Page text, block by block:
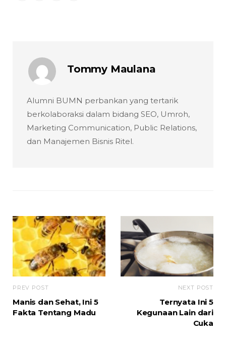
Tommy Maulana
Alumni BUMN perbankan yang tertarik
berkolaboraksi dalam bidang SEO, Umroh,
Marketing Communication, Public Relations,
dan Manajemen Bisnis Ritel.
PREV POST
Manis dan Sehat, Ini 5
Fakta Tentang Madu
NEXT POST
Ternyata Ini 5
Kegunaan Lain dari
Cuka